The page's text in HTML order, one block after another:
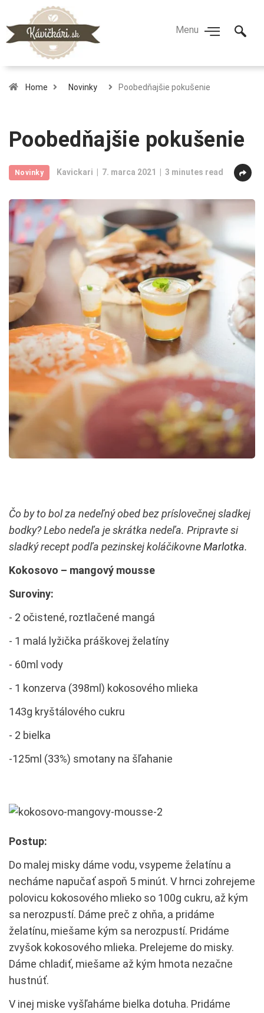
Home Novinky Poobedňajšie pokušenie
Poobedňajšie pokušenie
Novinky Kavickari 7. marca 2021 3 minutes read
Čo by to bol za nedeľnýobed bez príslovečnej sladkej
bodky? Lebo nedeľa je skrátka nedeľa. Pripravte si
sladký recept podľa pezinskej koláčikovneMarlotka.
Kokosovo – mangový mousse
Suroviny:
‐ 2 očistené, roztlačené mangá
‐ 1 malá lyžička práškovej želatíny
‐ 60ml vody
‐ 1 konzerva (398ml) kokosového mlieka
143g kryštálového cukru
‐ 2 bielka
‐125ml (33%) smotany na šľahanie
Postup:
Do malej misky dáme vodu, vsypeme želatínu a
necháme napučať aspoň 5 minút. V hrnci zohrejeme
polovicu kokosového mlieko so 100g cukru, až kým
sa nerozpustí. Dáme preč z ohňa, a pridáme
želatínu, miešame kým sa nerozpustí. Pridáme
zvyšok kokosového mlieka. Prelejeme do misky.
Dáme chladiť, miešame až kým hmota nezačne
hustnúť.
V inej miske vyšľaháme bielka dotuha. Pridáme